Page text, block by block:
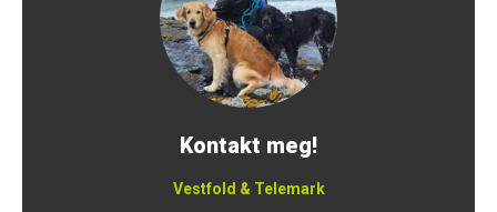
Kontakt meg!
Vestfold & Telemark